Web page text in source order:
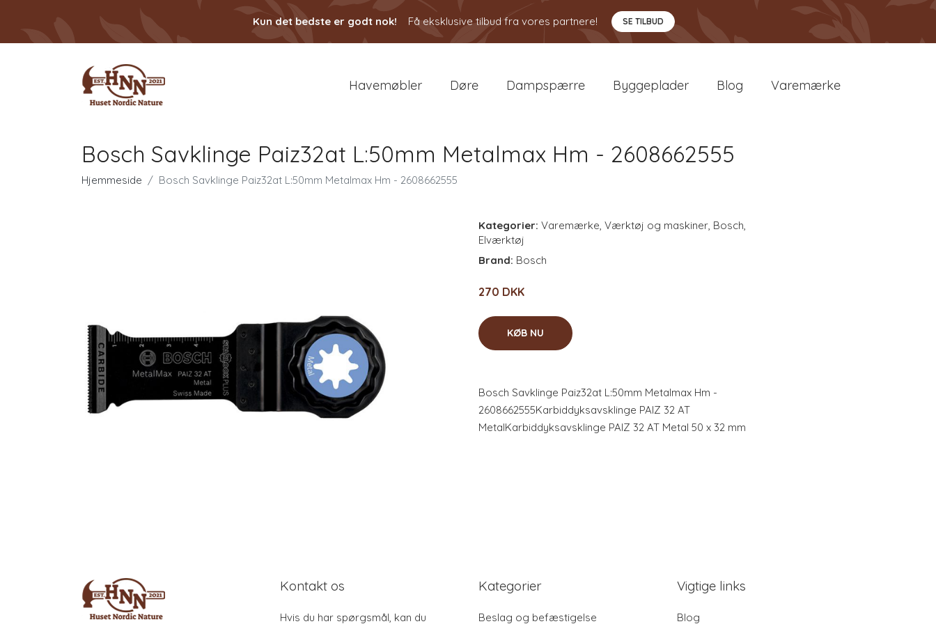
Kun det bedste er godt nok! Få eksklusive tilbud fra vores partnere! SE TILBUD
Havemøbler Døre Dampspærre Byggeplader Blog Varemærke
Bosch Savklinge Paiz32at L:50mm Metalmax Hm - 2608662555
Hjemmeside Bosch Savklinge Paiz32at L:50mm Metalmax Hm - 2608662555
Kategorier: Varemærke, Værktøj og maskiner, Bosch,
Elværktøj
Brand: Bosch
270 DKK
KØB NU
Bosch Savklinge Paiz32at L:50mm Metalmax Hm -
2608662555Karbiddyksavsklinge PAIZ 32 AT
MetalKarbiddyksavsklinge PAIZ 32 AT Metal 50 x 32 mm
Kontakt os
Hvis du har spørgsmål, kan du
Kategorier
Beslag og befæstigelse
Vigtige links
Blog